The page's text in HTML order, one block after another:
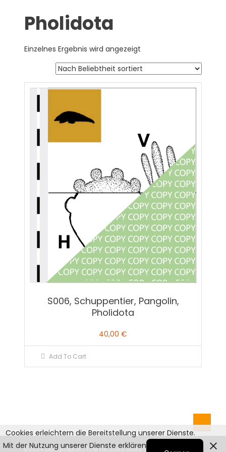
Pholidota
Einzelnes Ergebnis wird angezeigt
S006, Schuppentier, Pangolin,
Pholidota
40,00 €
Add To Cart
©2024 pd-graphik|Theme: Easy Store by Mystery Themes
English
Cookies erleichtern die Bereitstellung unserer Dienste.
Mit der Nutzung unserer Dienste erklären Sie sich damit